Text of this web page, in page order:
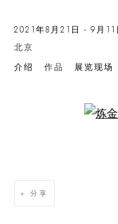
2021年8月21日 - 9月11
北京
介绍
作品 展览现场
Open a larger
分享